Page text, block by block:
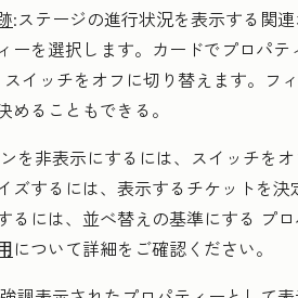
:ステージの進行状況を表示する関連
ーを選択します。カードでプロパ
スイッチをオフに切り替えます。フ
めることもできる。
を非表示にするには、 スイッチを
ズするには、表示するチケットを
るには、並べ替えの基準にする プ
について詳細をご確認ください。